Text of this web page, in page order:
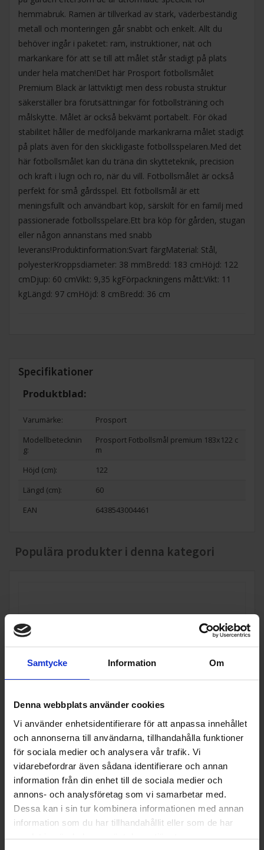
Samtycke Information Om
Denna webbplats använder cookies
Vi använder enhetsidentifierare för att anpassa innehållet
och annonserna till användarna, tillhandahålla funktioner
för sociala medier och analysera vår trafik. Vi
vidarebefordrar även sådana identifierare och annan
information från din enhet till de sociala medier och
annons- och analysföretag som vi samarbetar med.
Dessa kan i sin tur kombinera informationen med annan
information som du har tillhandahållit eller som de har
samlat in när du har använt deras tjänster.
hemmabruk. Ramen är tillverkad av stark, väderbeständig
metall och monteringen går snabbt och enkelt. Allt du
behöver ingår i paketet: ram, instruktioner, nät och
markankare för att se till att målet står stadigt på plats
under hela matchen!Det här Prosport fotbollsmålet
Premium Black är lättviktigt men dess robusta struktur
säkerställer bra förutsättningar för fotbollsträning och
målskytte. Målet är också bekvämt portabelt. För ökad
stabilitet håller de medföljande markankrarna målet stadigt
på plats även för den skickligaste fotbollsspelaren.Med det
här fotbollsmålet kan du träna din skytteteknik, precision
och kraft i lugn och ro, när du vill. Fotbollsmålet är också
perfekt för små gårdsspel. Ett fotbollsmål är ett
meningsfullt och användbart köp, särskilt för en familj med
passionerade fotbollsspelare.Ett bra köp för gården, stugan
eller någon annanstans med snabb
leverans!Produktinformation:Svart färgMaterial: Stål,
polyesterKroppsdiameter: 38 mmBredd: 183 cmHöjd: 122
cmDjup: 60 cmVikt: 9,35 kgFörpackningens mått:Vikt: 11
kgLängd: 97 cmHöjd: 8 cmBredd: 36 cm
Specifikationer
Produktblad:
Varumärke:
Prosport
Modellbetecknin
g:
Prosport Fotbollsmål premium 183x122 c
m
Höjd (cm):
122
Längd (cm):
60
EAN
6438543004461
Populära produkter i denna kategori
Gymstickpowerslider lycra socks pair